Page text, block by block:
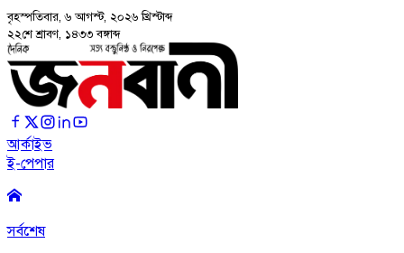
বৃহস্পতিবার, ৬ আগস্ট, ২০২৬ খ্রিস্টাব্দ
২২শে শ্রাবণ, ১৪৩৩ বঙ্গাব্দ
আর্কাইভ
ই-পেপার
সর্বশেষ